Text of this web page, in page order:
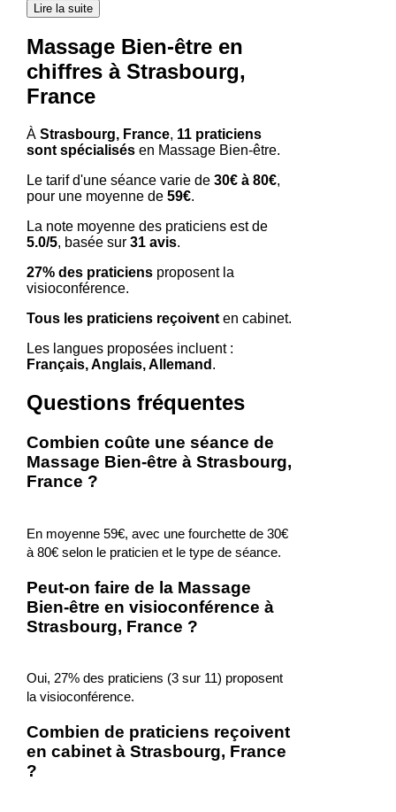
Lire la suite
Massage Bien-être en
chiffres à Strasbourg,
France
À Strasbourg, France, 11 praticiens
sont spécialisésen Massage Bien-être.
Le tarif d'une séance varie de 30€ à 80€,
pour une moyenne de 59€.
La note moyenne des praticiens est de
5.0/5, basée sur 31 avis.
27% des praticiensproposent la
visioconférence.
Tous les praticiens reçoiventen cabinet.
Les langues proposées incluent :
Français, Anglais, Allemand .
Questions fréquentes
Combien coûte une séance de
Massage Bien-être à Strasbourg,
France ?
En moyenne 59€, avec une fourchette de 30€
à 80€ selon le praticien et le type de séance.
Peut-on faire de la Massage
Bien-être en visioconférence à
Strasbourg, France ?
Oui, 27% des praticiens (3 sur 11) proposent
la visioconférence.
Combien de praticiens reçoivent
en cabinet à Strasbourg, France
?